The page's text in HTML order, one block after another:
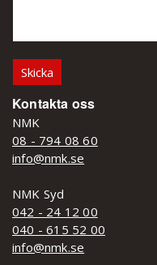
Kontakta oss
NMK
08 - 794 08 60
info@nmk.se
NMK Syd
042 - 24 12 00
040 - 615 52 00
info@nmk.se